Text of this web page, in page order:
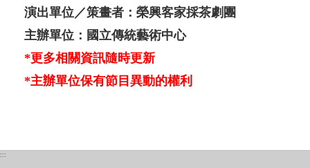
演出單位／策畫者：榮興客家採茶劇團
主辦單位：國立傳統藝術中心
*更多相關資訊隨時更新
*主辦單位保有節目異動的權利
:::